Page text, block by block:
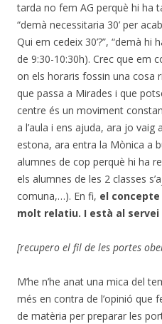
tarda no fem AG perquè hi ha
“demà necessitaria 30’ per
Qui em cedeix 30’?”, “demà hi
de 9:30-10:30h). Crec que em
on els horaris fossin una cosa
que passa a Mirades i que
centre és un moviment
a l’aula i ens ajuda, ara jo vaig
estona, ara entra la Mònica a
alumnes de cop perquè hi ha
els alumnes de les 2 classes
comuna,…). En fi, el
molt relatiu. I està al servei
[recupero el fil de les portes
M’he n’he anat una mica del
més en contra de l’opinió que
de matèria per preparar les